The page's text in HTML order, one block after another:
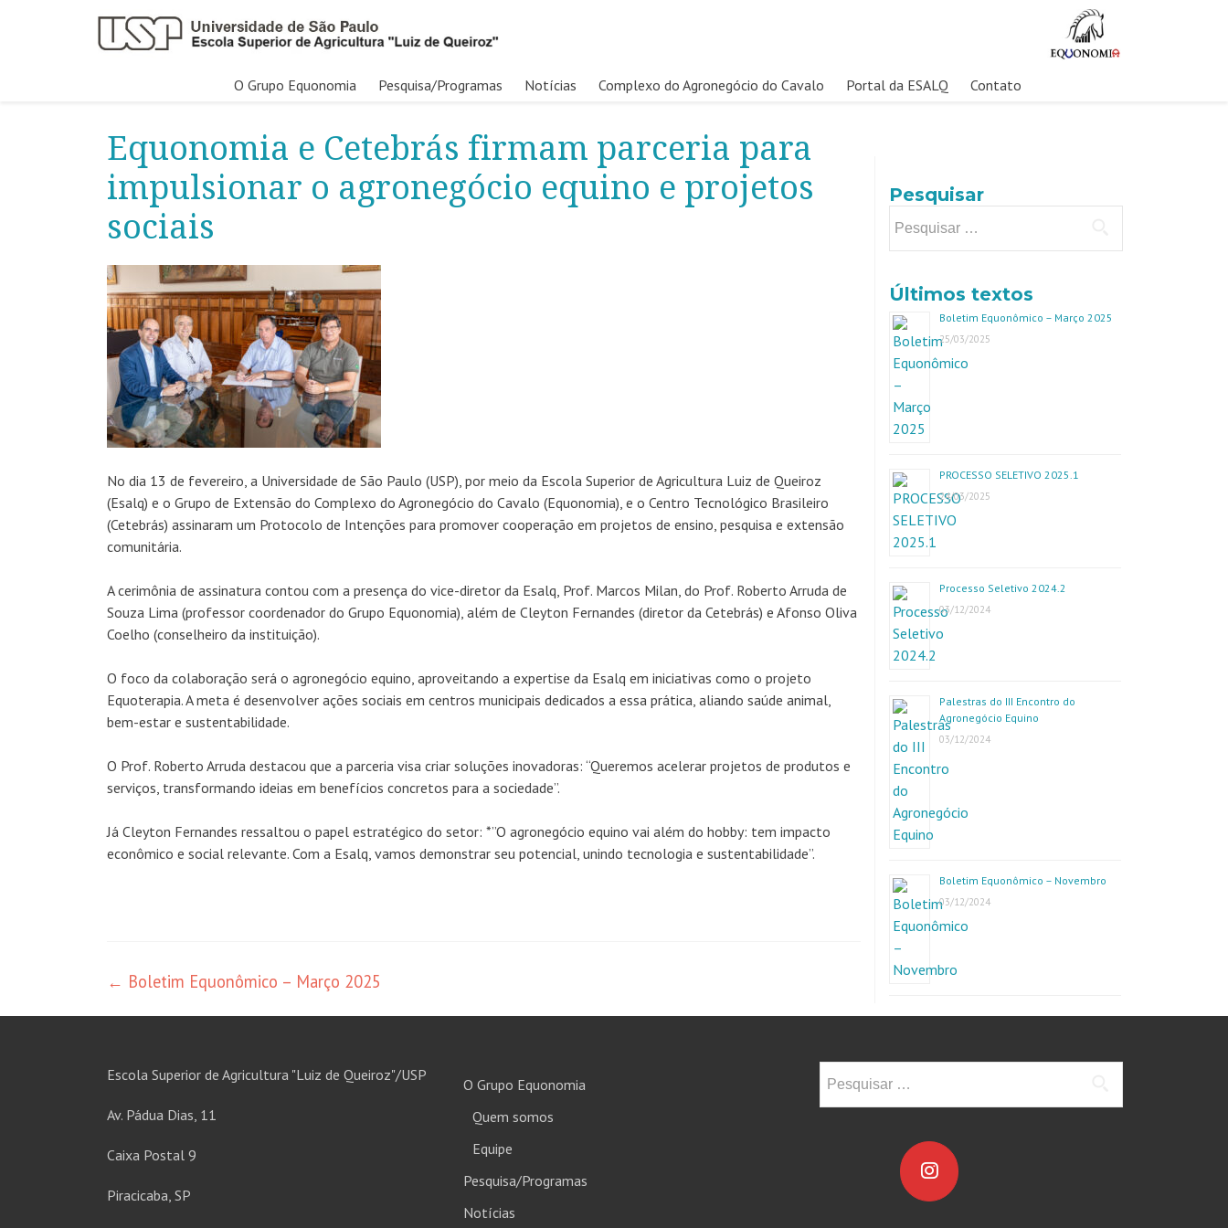
conteúdo
O Grupo Equonomia Pesquisa/Programas Notícias Complexo do Agronegócio do Cavalo Portal da ESALQ Contato
Equonomia e Cetebrás firmam parceria para
impulsionar o agronegócio equino e projetos
sociais
No dia 13 de fevereiro, a Universidade de São Paulo (USP), por meio da Escola Superior de Agricultura Luiz de Queiroz
(Esalq) e o Grupo de Extensão do Complexo do Agronegócio do Cavalo (Equonomia), e o Centro Tecnológico Brasileiro
(Cetebrás) assinaram um Protocolo de Intenções para promover cooperação em projetos de ensino, pesquisa e extensão
comunitária.
A cerimônia de assinatura contou com a presença do vice-diretor da Esalq, Prof. Marcos Milan, do Prof. Roberto Arruda de
Souza Lima (professor coordenador do Grupo Equonomia), além de Cleyton Fernandes (diretor da Cetebrás) e Afonso Oliva
Coelho (conselheiro da instituição).
O foco da colaboração será o agronegócio equino, aproveitando a expertise da Esalq em iniciativas como o projeto
Equoterapia. A meta é desenvolver ações sociais em centros municipais dedicados a essa prática, aliando saúde animal,
bem-estar e sustentabilidade.
O Prof. Roberto Arruda destacou que a parceria visa criar soluções inovadoras: “Queremos acelerar projetos de produtos e
serviços, transformando ideias em benefícios concretos para a sociedade”.
Já Cleyton Fernandes ressaltou o papel estratégico do setor: *”O agronegócio equino vai além do hobby: tem impacto
econômico e social relevante. Com a Esalq, vamos demonstrar seu potencial, unindo tecnologia e sustentabilidade”.
Navegação
de
← Boletim Equonômico – Março 2025
Pesquisar
por:
Últimos textos
Boletim Equonômico – Março 2025
25/03/2025
PROCESSO SELETIVO 2025.1
24/03/2025
Processo Seletivo 2024.2
03/12/2024
Palestras do III Encontro do
Agronegócio Equino
03/12/2024
Boletim Equonômico – Novembro
03/12/2024
Escola Superior de Agricultura "Luiz de Queiroz"/USP
Av. Pádua Dias, 11
Caixa Postal 9
Piracicaba, SP
O Grupo Equonomia
Quem somos
Equipe
Pesquisa/Programas
Notícias
por: